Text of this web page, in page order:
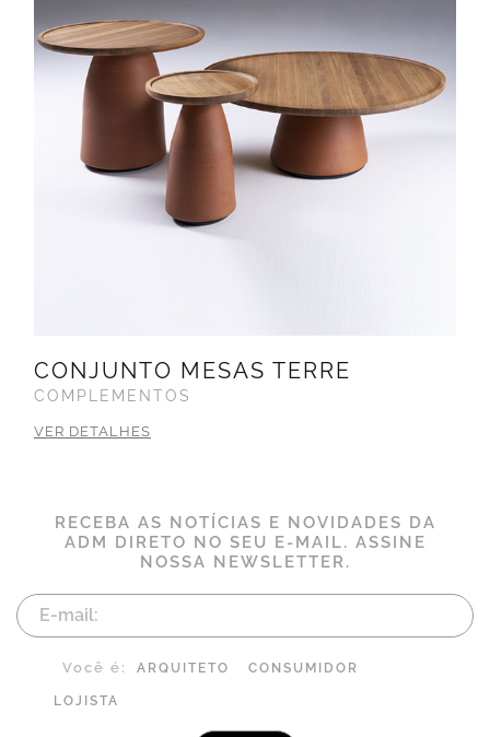
CONJUNTO MESAS TERRE
COMPLEMENTOS
VER DETALHES
RECEBA AS NOTÍCIAS E NOVIDADES DA
ADM DIRETO NO SEU E-MAIL. ASSINE
NOSSA NEWSLETTER.
Você é: ARQUITETO CONSUMIDOR
LOJISTA